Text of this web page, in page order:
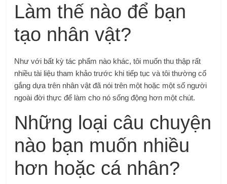
Làm thế nào để bạn
tạo nhân vật?
Như với bất kỳ tác phẩm nào khác, tôi muốn thu thập rất
nhiều tài liệu tham khảo trước khi tiếp tục và tôi thường cố
gắng dựa trên nhân vật đã nói trên một hoặc một số người
ngoài đời thực để làm cho nó sống động hơn một chút.
Những loại câu chuyện
nào bạn muốn nhiều
hơn hoặc cá nhân?